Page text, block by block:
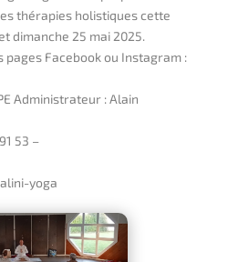
thérapies holistiques cette
dimanche 25 mai 2025.
Facebook ou Instagram :
Administrateur : Alain
53 –
yoga